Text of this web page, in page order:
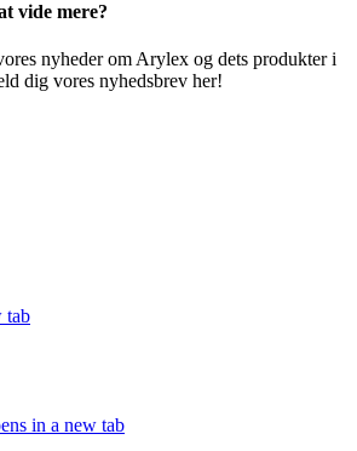
vide mere?
nyheder om Arylex og dets produkter i
dig vores nyhedsbrev her!
tab
in a new tab